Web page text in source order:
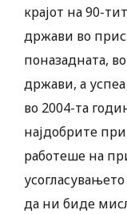
крајот на 90-
држави во
поназадната,
држави, а
во 2004-та
најдобрите
работеше на
да ни биде